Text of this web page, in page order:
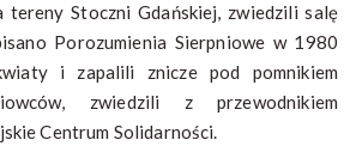
tereny Stoczni Gdańskiej, zwiedzili salę
Porozumienia Sierpniowe w 1980
i zapalili znicze pod pomnikiem
zwiedzili z przewodnikiem
Centrum Solidarności.